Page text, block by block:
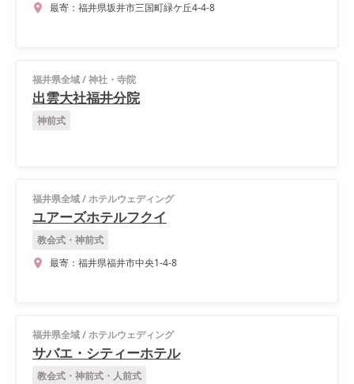
最寄： 福井県坂井市三国町緑ケ丘4-4-8
福井県全域/神社・寺院
出雲大社福井分院
神前式
福井県全域/ホテルウェディング
ユアーズホテルフクイ
教会式・神前式
最寄： 福井県福井市中央1-4-8
福井県全域/ホテルウェディング
サバエ・シティーホテル
教会式・神前式・人前式